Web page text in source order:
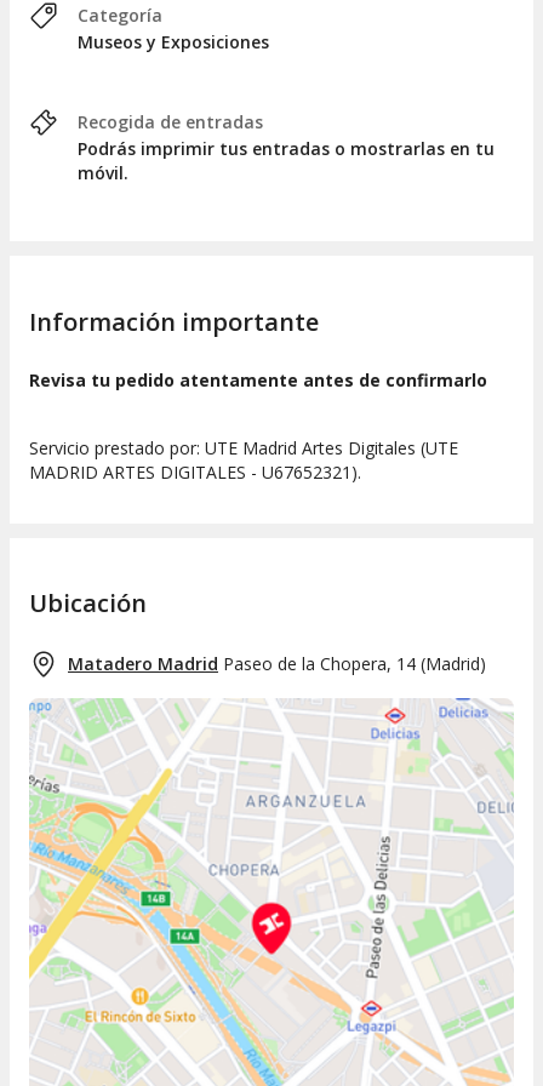
Categoría
Museos y Exposiciones
Recogida de entradas
Podrás imprimir tus entradas o mostrarlas en tu
móvil.
Información importante
Revisa tu pedido atentamente antes de confirmarlo
Servicio prestado por: UTE Madrid Artes Digitales (UTE
MADRID ARTES DIGITALES - U67652321).
Ubicación
Matadero Madrid Paseo de la Chopera, 14 (Madrid)